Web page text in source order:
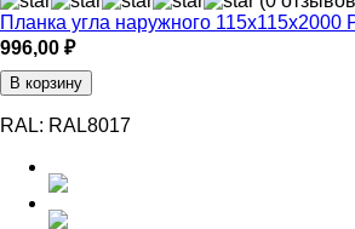
Планка угла наружного 115х115х2000
996,00 ₽
В корзину
RAL: RAL8017